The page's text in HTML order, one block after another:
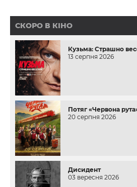
СКОРО В КІНО
Кузьма: Страшно
13 серпня 2026
Потяг «Червона
20 серпня 2026
Дисидент
03 вересня 2026